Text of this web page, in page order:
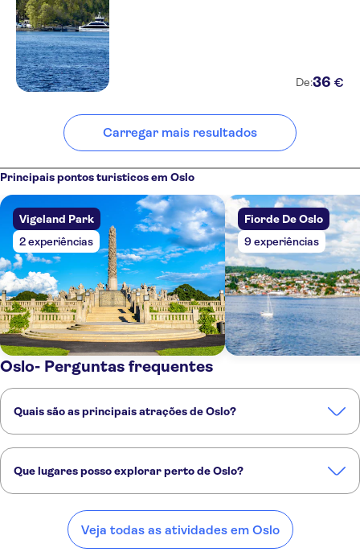
De:36 €
Carregar mais resultados
Principais pontos turisticos em Oslo
Vigeland Park
2 experiências
Fiorde De Oslo
9 experiências
Oslo- Perguntas frequentes
Quais são as principais atrações de Oslo?
Vigeland Park Fiorde de Oslo Oslo Old Town Nobel Peace Center
Que lugares posso explorar perto de Oslo?
Kristiansand
Veja todas as atividades em Oslo